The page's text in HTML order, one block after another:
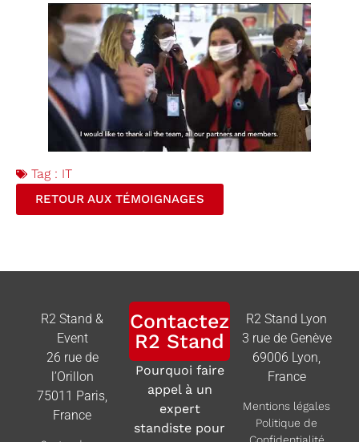
Tag : IT
RETOUR AUX TÉMOIGNAGES
R2 Stand &
Event
26 rue de
l’Orillon
75011 Paris,
France
Contactez
R2 Stand
Pourquoi faire
appel à un
expert
standiste pour
R2 Stand Lyon
3 rue de Genève
69006 Lyon,
France
Mentions légales
Politique de